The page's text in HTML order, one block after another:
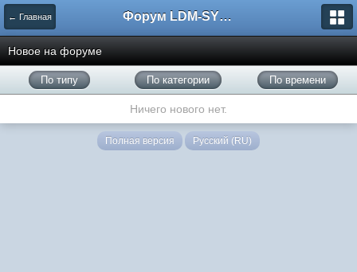
← Главная Форум LDM-SYSTEMS
Новое на форуме
По типу По категории По времени
Ничего нового нет.
Полная версия Русский (RU)